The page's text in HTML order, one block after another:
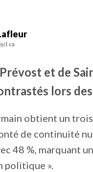
et de
lors
obtient un
de continuité
48 %, marquant
politique ».